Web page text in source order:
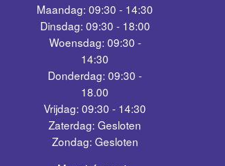
Maandag: 09:30 - 14:30
Dinsdag: 09:30 - 18:00
Woensdag: 09:30 -
14:30
Donderdag: 09:30 -
18.00
Vrijdag: 09:30 - 14:30
Zaterdag: Gesloten
Zondag: Gesloten